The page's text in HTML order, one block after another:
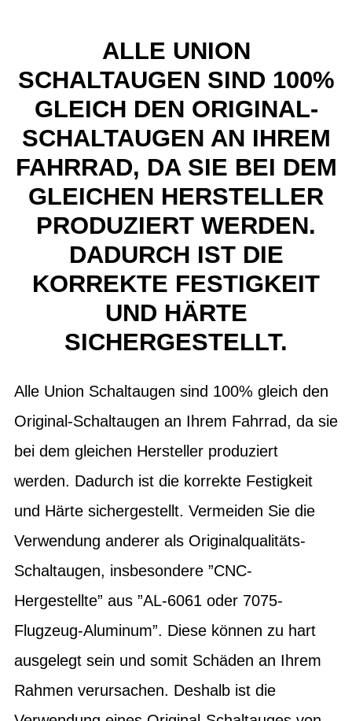
ALLE UNION
SCHALTAUGEN SIND 100%
GLEICH DEN ORIGINAL-
SCHALTAUGEN AN IHREM
FAHRRAD, DA SIE BEI DEM
GLEICHEN HERSTELLER
PRODUZIERT WERDEN.
DADURCH IST DIE
KORREKTE FESTIGKEIT
UND HÄRTE
SICHERGESTELLT.
Alle Union Schaltaugen sind 100% gleich den
Original-Schaltaugen an Ihrem Fahrrad, da sie
bei dem gleichen Hersteller produziert
werden. Dadurch ist die korrekte Festigkeit
und Härte sichergestellt. Vermeiden Sie die
Verwendung anderer als Originalqualitäts-
Schaltaugen, insbesondere ”CNC-
Hergestellte” aus ”AL-6061 oder 7075-
Flugzeug-Aluminum”. Diese können zu hart
ausgelegt sein und somit Schäden an Ihrem
Rahmen verursachen. Deshalb ist die